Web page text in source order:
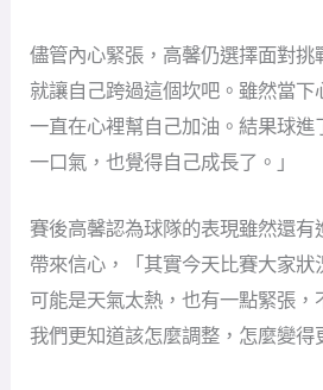
儘管內心緊張，高馨仍選擇面對挑
就讓自己跨過這個坎吧。雖然當下
一直在心裡幫自己加油。結果球進
一口氣，也覺得自己成長了。」
賽後高馨認為球隊的表現雖然還有
帶來信心，「其實今天比賽大家狀
可能是天氣太熱，也有一點緊張，
我們更知道該怎麼調整，怎麼變得